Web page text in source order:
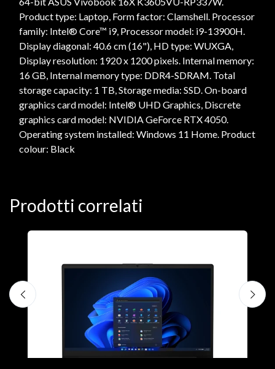
Product type: Laptop, Form factor: Clamshell. Processor
family: Intel® Core™ i9, Processor model: i9-13900H.
Display diagonal: 40.6 cm (16"), HD type: WUXGA,
Display resolution: 1920 x 1200 pixels. Internal memory:
16 GB, Internal memory type: DDR4-SDRAM. Total
storage capacity: 1 TB, Storage media: SSD. On-board
graphics card model: Intel® UHD Graphics, Discrete
graphics card model: NVIDIA GeForce RTX 4050.
Operating system installed: Windows 11 Home. Product
colour: Black
Prodotti correlati